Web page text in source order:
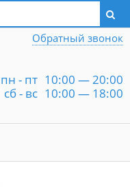
Написать директору
пн - пт 10:00 — 20:00
сб - вс 10:00 — 18:00
Обратный звонок